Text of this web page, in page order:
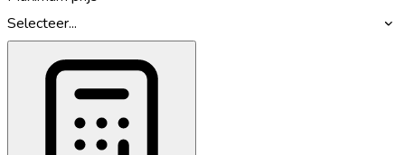
Selecteer...